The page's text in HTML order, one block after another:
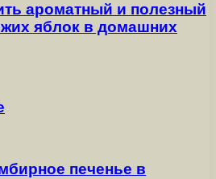
ароматный и полезный
яблок в домашних
печенье в